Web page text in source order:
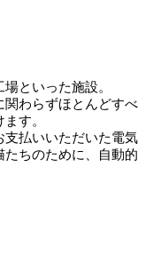
といった施設。
関わらずほとんどすべ
す。
支払いいただいた電気
ちのために、自動的